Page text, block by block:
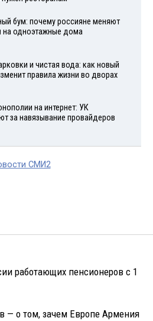
бум: почему россияне меняют
на одноэтажные дома
и чистая вода: как новый
правила жизни во дворах
на интернет: УК
за навязывание провайдеров
СМИ2
работающих пенсионеров с 1
— о том, зачем Европе Армения